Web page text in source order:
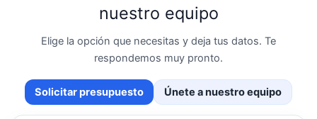
nuestro equipo
Elige la opción que necesitas y deja tus datos. Te
respondemos muy pronto.
Solicitar presupuesto Únete a nuestro equipo